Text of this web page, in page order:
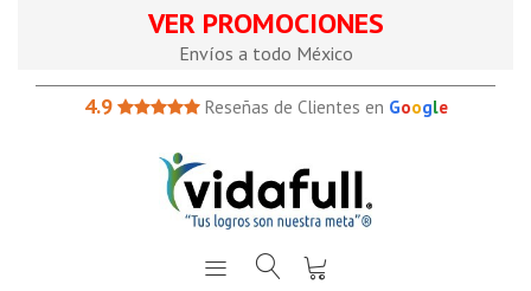
VER PROMOCIONES
Envíos a todo México
4.9 Reseñas de Clientes en Google